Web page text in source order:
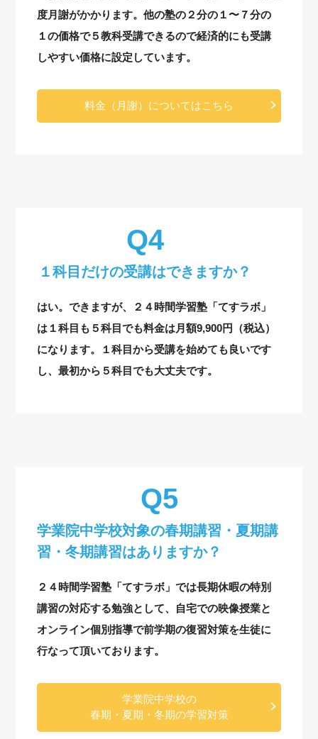
度月謝がかかります。他の塾の２分の１〜７分の
１の価格で５教科受講できるので経済的にも受講
しやすい価格に設定しています。
料金（月謝）についてはこちら
１科目だけの受講はできますか？
はい。できますが、２４時間学習塾「てすラボ」
は１科目も５科目でも料金は月額9,900円（税込）
になります。１科目から受講を始めても良いです
し、最初から５科目でも大丈夫です。
学業院中学校対象の春期講習・夏期講
習・冬期講習はありますか？
２４時間学習塾「てすラボ」では長期休暇の特別
講習の対応する勉強として、自宅での映像授業と
オンライン個別指導で前学期の復習対策を生徒に
行なって頂いております。
学業院中学校の
春期・夏期・冬期の学習対策